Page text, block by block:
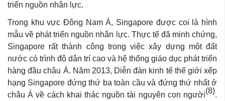
triển nguồn nhân lực.
Trong khu vực Đông Nam Á, Singapore được coi là hình
mẫu về phát triển nguồn nhân lực. Thực tế đã minh chứng,
Singapore rất thành công trong việc xây dựng một đất
nước có trình độ dân trí cao và hệ thống giáo dục phát triển
hàng đầu châu Á. Năm 2013, Diễn đàn kinh tế thế giới xếp
hạng Singapore đứng thứ ba toàn cầu và đứng thứ nhất ở
châu Á về cách khai thác nguồn tài nguyên con người(8).